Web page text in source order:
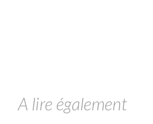
A lire également